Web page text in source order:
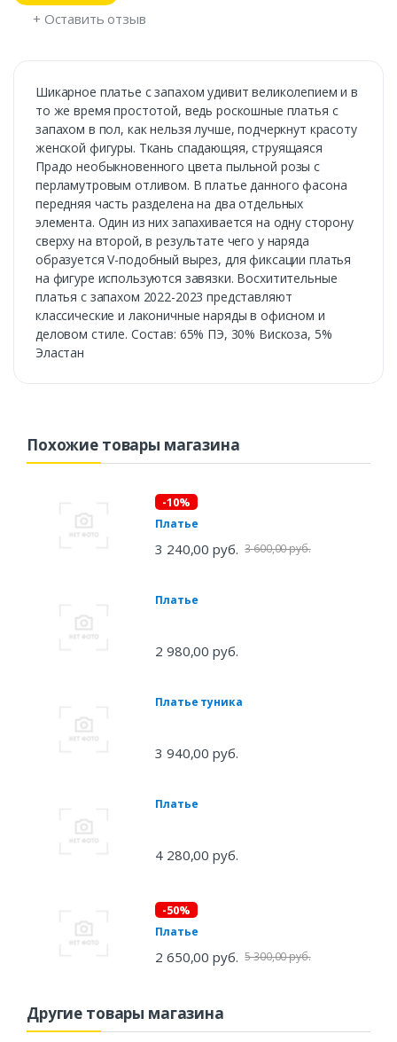
+ Оставить отзыв
Шикарное платье с запахом удивит великолепием и в
то же время простотой, ведь роскошные платья с
запахом в пол, как нельзя лучше, подчеркнут красоту
женской фигуры. Ткань спадающяя, струящаяся
Прадо необыкновенного цвета пыльной розы с
перламутровым отливом. В платье данного фасона
передняя часть разделена на два отдельных
элемента. Один из них запахивается на одну сторону
сверху на второй, в результате чего у наряда
образуется V-подобный вырез, для фиксации платья
на фигуре используются завязки. Восхитительные
платья с запахом 2022-2023 представляют
классические и лаконичные наряды в офисном и
деловом стиле. Состав: 65% ПЭ, 30% Вискоза, 5%
Эластан
Похожие товары магазина
-10%
Платье
3 240,00 руб. 3 600,00 руб.
Платье
2 980,00 руб.
Платье туника
3 940,00 руб.
Платье
4 280,00 руб.
-50%
Платье
2 650,00 руб. 5 300,00 руб.
Другие товары магазина